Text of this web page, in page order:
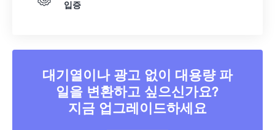
입증
대기열이나 광고 없이 대용량 파
일을 변환하고 싶으신가요?
지금 업그레이드하세요